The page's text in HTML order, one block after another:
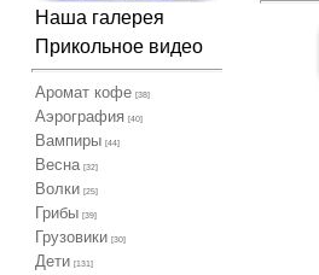
Наша галерея
Прикольное видео
Аромат кофе [38]
Аэрография [40]
Вампиры [44]
Весна [32]
Волки [25]
Грибы [39]
Грузовики [30]
Дети [131]